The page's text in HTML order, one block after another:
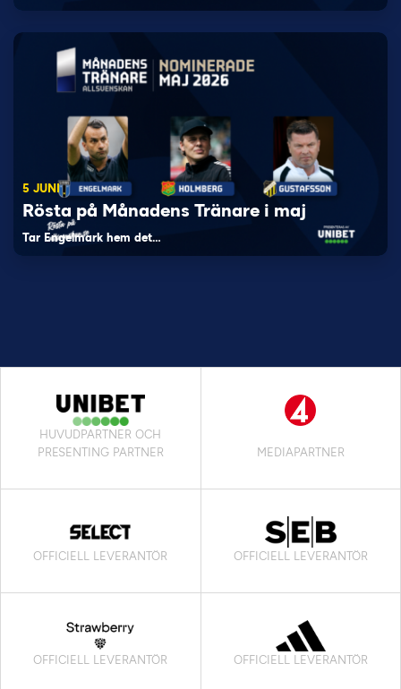
5 JUNI
Rösta på Månadens Tränare i maj
Tar Engelmark hem det…
HUVUDPARTNER OCH
PRESENTING PARTNER
MEDIAPARTNER
OFFICIELL LEVERANTÖR OFFICIELL LEVERANTÖR
OFFICIELL LEVERANTÖR OFFICIELL LEVERANTÖR